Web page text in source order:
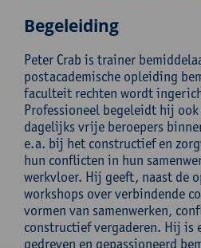
Begeleiding
Peter Crab is trainer
postacademische opleiding
faculteit rechten wordt
Professioneel begeleidt hij
dagelijks vrije beroepers
e.a. bij het constructief en
hun conflicten in hun
werkvloer. Hij geeft, naast de
workshops over verbindende
vormen van samenwerken,
constructief vergaderen. Hij is
gedreven en gepassioneerd